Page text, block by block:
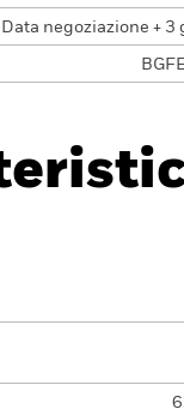
Data negoziazione + 3